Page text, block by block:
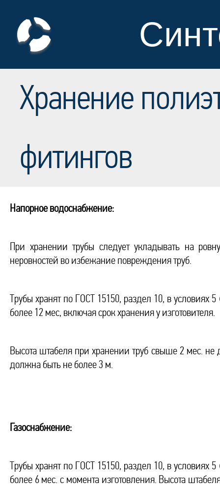
Хранение
фитингов
Напорное водоснабжение:
При хранении трубы следует укладывать на
неровностей во избежание повреждения труб.
Трубы хранят по ГОСТ 15150, раздел 10, в условиях
более 12 мес, включая срок хранения у изготовителя.
Высота штабеля при хранении труб свыше 2 мес.
должна быть не более 3 м.
Газоснабжение:
Трубы хранят по ГОСТ 15150, раздел 10, в условиях
более 6 мес. с момента изготовления. Высота